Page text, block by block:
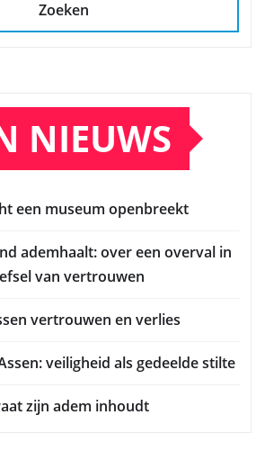
Zoeken
NIEUWS
een museum openbreekt
ademhaalt: over een overval in
van vertrouwen
vertrouwen en verlies
veiligheid als gedeelde stilte
zijn adem inhoudt